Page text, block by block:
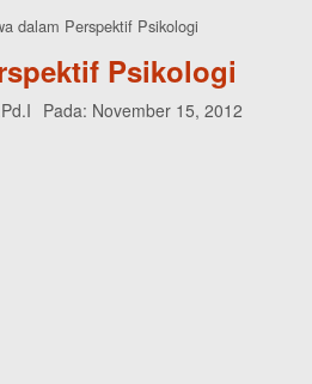
dalam Perspektif Psikologi
Psikologi
Pada: November 15, 2012